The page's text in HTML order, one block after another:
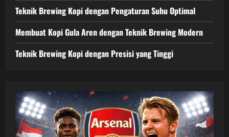
Teknik Brewing Kopi dengan Pengaturan Suhu Optimal
Membuat Kopi Gula Aren dengan Teknik Brewing Modern
Teknik Brewing Kopi dengan Presisi yang Tinggi